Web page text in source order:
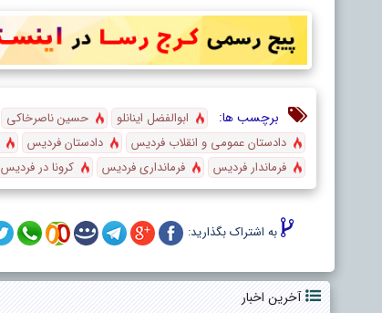
برچسب ها: ابوالفضل اینانلو حسین ناصرخاکی
دادستان عمومی و انقلاب فردیس
دادستان فردیس
فرماندار فردیس
فرمانداری فردیس کرونا در فردیس
به اشتراک بگذارید:
آخرین اخبار